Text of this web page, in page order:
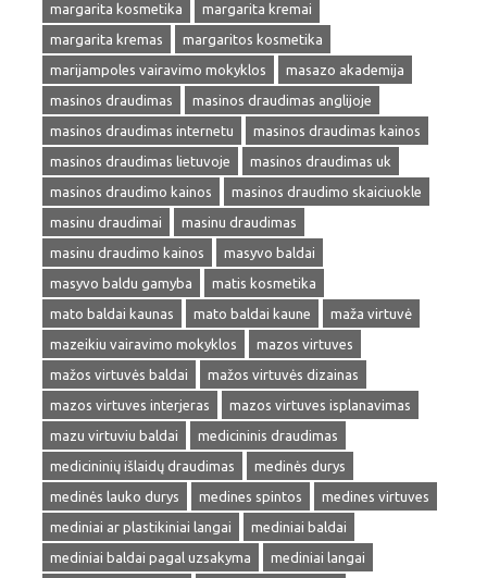
margarita kosmetika
margarita kremai
margarita kremas
margaritos kosmetika
marijampoles vairavimo mokyklos
masazo akademija
masinos draudimas
masinos draudimas anglijoje
masinos draudimas internetu
masinos draudimas kainos
masinos draudimas lietuvoje
masinos draudimas uk
masinos draudimo kainos
masinos draudimo skaiciuokle
masinu draudimai
masinu draudimas
masinu draudimo kainos
masyvo baldai
masyvo baldu gamyba
matis kosmetika
mato baldai kaunas
mato baldai kaune
maža virtuvė
mazeikiu vairavimo mokyklos
mazos virtuves
mažos virtuvės baldai
mažos virtuvės dizainas
mazos virtuves interjeras
mazos virtuves isplanavimas
mazu virtuviu baldai
medicininis draudimas
medicininių išlaidų draudimas
medinės durys
medinės lauko durys
medines spintos
medines virtuves
mediniai ar plastikiniai langai
mediniai baldai
mediniai baldai pagal uzsakyma
mediniai langai